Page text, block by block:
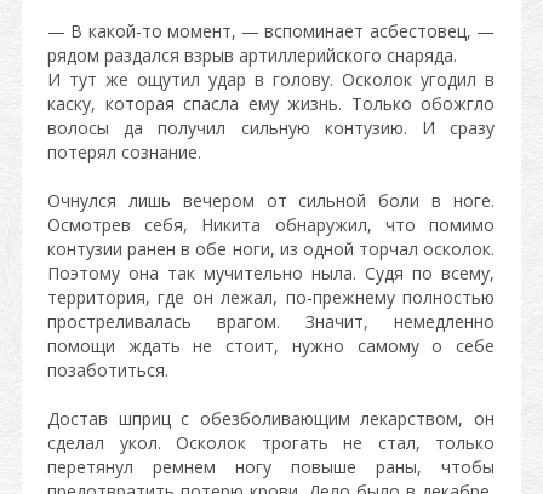
— В какой-то момент, — вспоминает асбестовец, —
рядом раздался взрыв артиллерийского снаряда.
И тут же ощутил удар в голову. Осколок угодил в
каску, которая спасла ему жизнь. Только обожгло
волосы да получил сильную контузию. И сразу
потерял сознание.
Очнулся лишь вечером от сильной боли в ноге.
Осмотрев себя, Никита обнаружил, что помимо
контузии ранен в обе ноги, из одной торчал осколок.
Поэтому она так мучительно ныла. Судя по всему,
территория, где он лежал, по-прежнему полностью
простреливалась врагом. Значит, немедленно
помощи ждать не стоит, нужно самому о себе
позаботиться.
Достав шприц с обезболивающим лекарством, он
сделал укол. Осколок трогать не стал, только
перетянул ремнем ногу повыше раны, чтобы